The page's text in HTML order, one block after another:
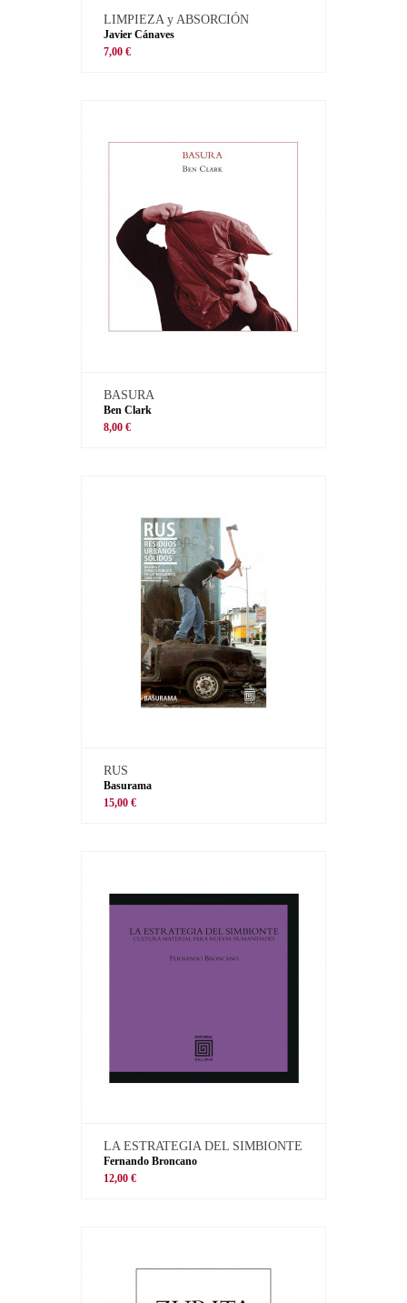
LIMPIEZA y ABSORCIÓN
Javier Cánaves
7,00 €
BASURA
Ben Clark
8,00 €
RUS
Basurama
15,00 €
LA ESTRATEGIA DEL SIMBIONTE
Fernando Broncano
12,00 €